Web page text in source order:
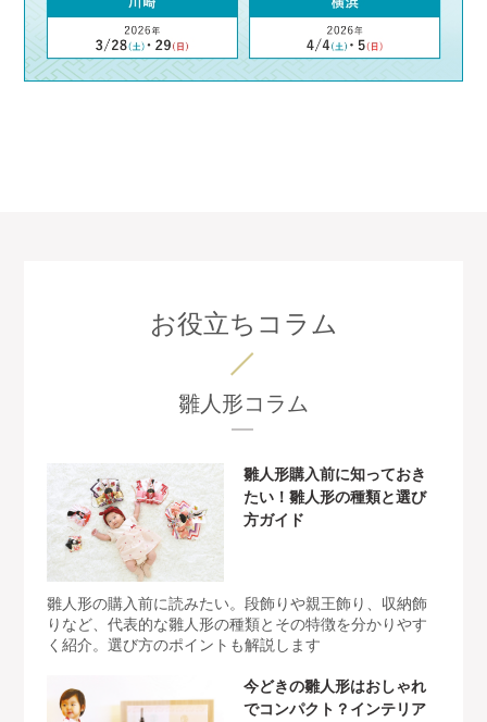
お役立ちコラム
雛人形コラム
雛人形購入前に知っておき
たい！雛人形の種類と選び
方ガイド
雛人形の購入前に読みたい。段飾りや親王飾り、収納飾
りなど、代表的な雛人形の種類とその特徴を分かりやす
く紹介。選び方のポイントも解説します
今どきの雛人形はおしゃれ
でコンパクト？インテリア